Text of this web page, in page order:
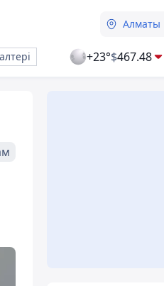
Алматы
+23°$467.48